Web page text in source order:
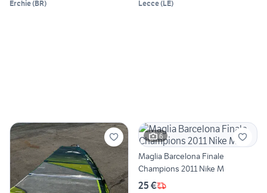
Erchie(BR) Lecce(LE)
6
Maglia Barcelona Finale
Champions 2011 Nike M
25 €